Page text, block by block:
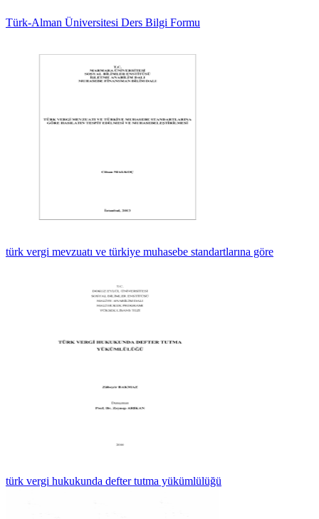
Türk-Alman Üniversitesi Ders Bilgi Formu
türk vergi mevzuatı ve türkiye muhasebe standartlarına göre
türk vergi hukukunda defter tutma yükümlülüğü